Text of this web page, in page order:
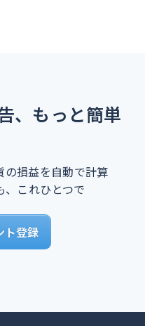
、もっと簡単
損益を自動で計算
、これひとつで
ト登録